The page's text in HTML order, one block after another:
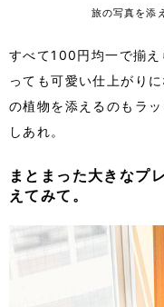
旅の写真を添
すべて100円均一で揃え
っても可愛い仕上がり
の植物を添えるのもラ
しあれ。
まとまった大きなプ
えてみて。